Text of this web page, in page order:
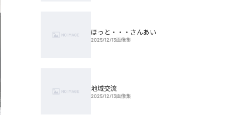
ほっと・・・さんあい
2025/12/13画像集
地域交流
2025/12/13画像集